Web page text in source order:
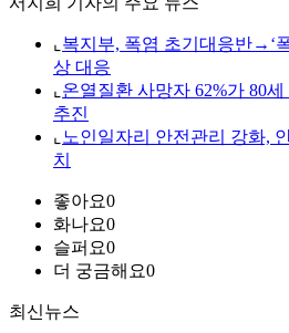
⌞ 복지부, 폭염 초기대응반→‘
상 대응
⌞ 온열질환 사망자 62%가 80
추진
⌞ 노인일자리 안전관리 강화,
치
좋아요0
화나요0
슬퍼요0
더 궁금해요0
최신뉴스